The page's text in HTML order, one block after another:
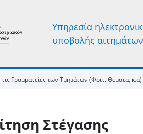
Υπηρεσία
υποβολής αιτημάτων
τις Γραμματείες των Τμημάτων (Φοιτ. Θέματα, κ.α)
Στέγασης